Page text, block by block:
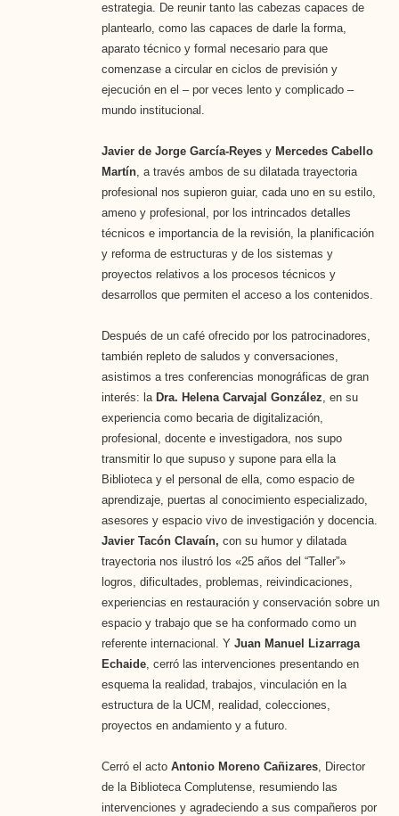
estrategia. De reunir tanto las cabezas capaces de
plantearlo, como las capaces de darle la forma,
aparato técnico y formal necesario para que
comenzase a circular en ciclos de previsión y
ejecución en el – por veces lento y complicado –
mundo institucional.
Javier de Jorge García-Reyesy Mercedes Cabello
Martín, a través ambos de su dilatada trayectoria
profesional nos supieron guiar, cada uno en su estilo,
ameno y profesional, por los intrincados detalles
técnicos e importancia de la revisión, la planificación
y reforma de estructuras y de los sistemas y
proyectos relativos a los procesos técnicos y
desarrollos que permiten el acceso a los contenidos.
Después de un café ofrecido por los patrocinadores,
también repleto de saludos y conversaciones,
asistimos a tres conferencias monográficas de gran
interés: la Dra. Helena Carvajal González, en su
experiencia como becaria de digitalización,
profesional, docente e investigadora, nos supo
transmitir lo que supuso y supone para ella la
Biblioteca y el personal de ella, como espacio de
aprendizaje, puertas al conocimiento especializado,
asesores y espacio vivo de investigación y docencia.
Javier Tacón Clavaín, con su humor y dilatada
trayectoria nos ilustró los «25 años del “Taller”»
logros, dificultades, problemas, reivindicaciones,
experiencias en restauración y conservación sobre un
espacio y trabajo que se ha conformado como un
referente internacional. Y Juan Manuel Lizarraga
Echaide, cerró las intervenciones presentando en
esquema la realidad, trabajos, vinculación en la
estructura de la UCM, realidad, colecciones,
proyectos en andamiento y a futuro.
Cerró el acto Antonio Moreno Cañizares, Director
de la Biblioteca Complutense, resumiendo las
intervenciones y agradeciendo a sus compañeros por